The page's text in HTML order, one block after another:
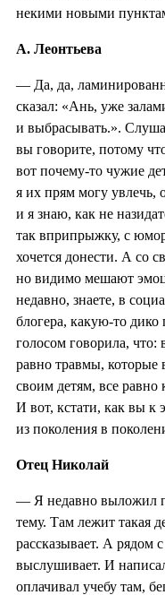
некими новыми
А. Леонтьева
— Да, да,
сказал: «Ань, уже
и выбрасывать.».
вы говорите, потому
вот почему-то чужие
я их прям могу увлечь,
и я знаю, как не
так вприпрыжку, с
хочется донести. А со
но видимо мешают
недавно, знаете, в
блогера, какую-то
голосом говорила, что:
равно травмы, которые
своим детям, все равно
И вот, кстати, как вы к
из поколения в
Отец Николай
— Я недавно выложил
тему. Там лежит такая
рассказывает. А рядом
выслушивает. И
оплачивал учебу там,